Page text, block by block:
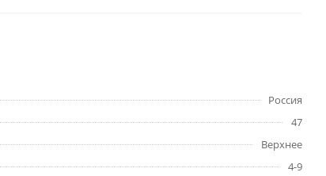
Россия
47
Верхнее
4-9